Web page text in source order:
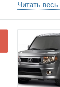
закинуть в
короче
Читать